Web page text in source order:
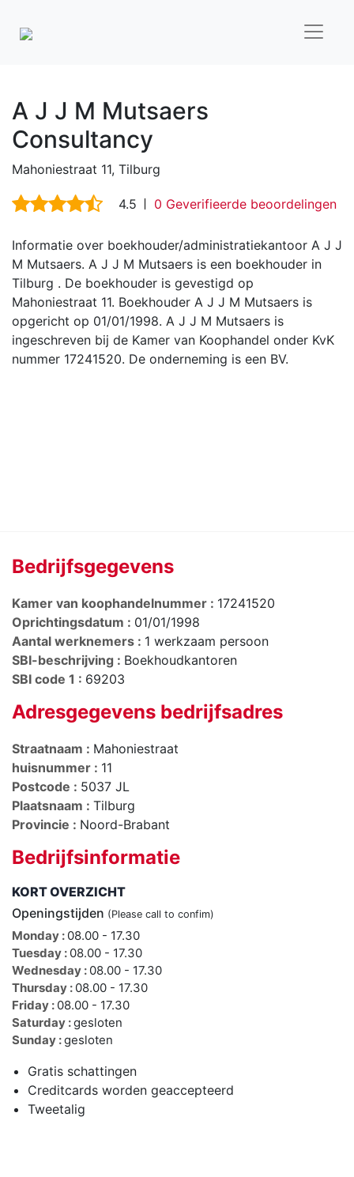
A J J M Mutsaers
Consultancy
Mahoniestraat 11, Tilburg
4.5 0 Geverifieerde beoordelingen
Informatie over boekhouder/administratiekantoor A J J
M Mutsaers. A J J M Mutsaers is een boekhouder in
Tilburg . De boekhouder is gevestigd op
Mahoniestraat 11. Boekhouder A J J M Mutsaers is
opgericht op 01/01/1998. A J J M Mutsaers is
ingeschreven bij de Kamer van Koophandel onder KvK
nummer 17241520. De onderneming is een BV.
Bedrijfsgegevens
Kamer van koophandelnummer : 17241520
Oprichtingsdatum : 01/01/1998
Aantal werknemers : 1 werkzaam persoon
SBI-beschrijving : Boekhoudkantoren
SBI code 1 : 69203
Adresgegevens bedrijfsadres
Straatnaam : Mahoniestraat
huisnummer : 11
Postcode : 5037 JL
Plaatsnaam : Tilburg
Provincie : Noord-Brabant
Bedrijfsinformatie
KORT OVERZICHT
Openingstijden (Please call to confim)
Monday : 08.00 - 17.30
Tuesday : 08.00 - 17.30
Wednesday : 08.00 - 17.30
Thursday : 08.00 - 17.30
Friday : 08.00 - 17.30
Saturday :gesloten
Sunday :gesloten
Gratis schattingen
Creditcards worden geaccepteerd
Tweetalig